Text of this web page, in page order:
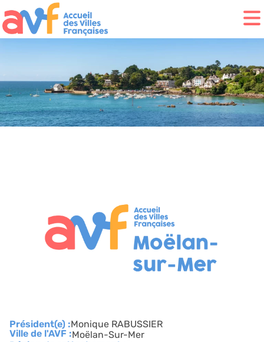
Président(e) :Monique RABUSSIER
Ville de l'AVF :Moëlan-Sur-Mer